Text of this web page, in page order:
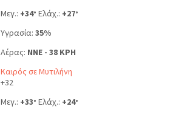
Μεγ.: +34° Ελάχ.: +27°
Υγρασία: 35%
Αέρας: NNE - 38 KPH
Καιρός σε Μυτιλήνη
+32
Μεγ.: +33° Ελάχ.: +24°